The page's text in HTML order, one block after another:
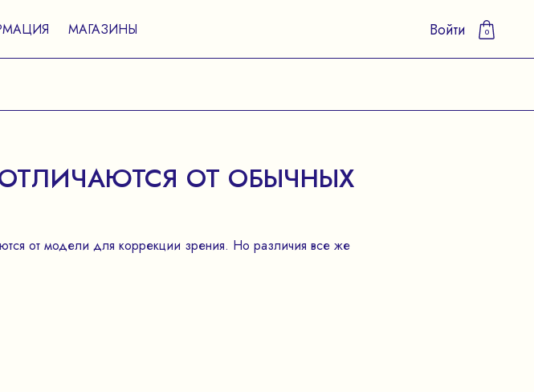
МАГАЗИНЫ Войти 0
ОТ ОБЫЧНЫХ
от модели для коррекции зрения. Но различия все же